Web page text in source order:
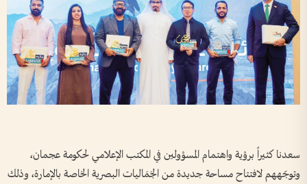
سعدنا كثيراً برؤية واهتمام المسؤولين في المكتب الإعلامي لحكومة عجمان،
وتوجّههم لافتتاح مساحة جديدة من الجَمَاليات البصرية الخاصة بالإمارة، وذلك